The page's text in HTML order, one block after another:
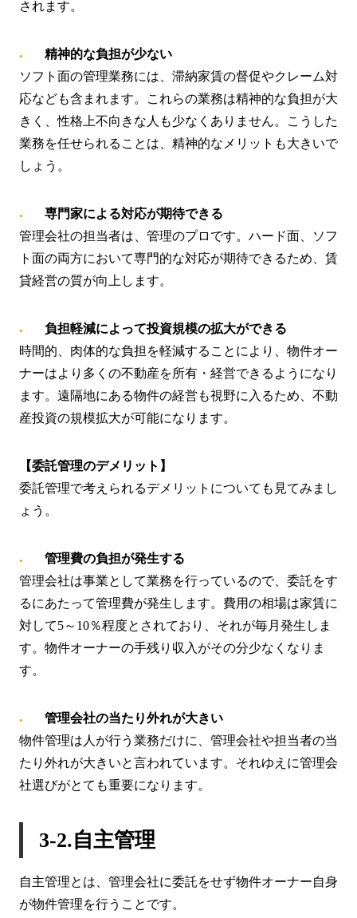
されます。
精神的な負担が少ない
ソフト面の管理業務には、滞納家賃の督促やクレーム対
応なども含まれます。これらの業務は精神的な負担が大
きく、性格上不向きな人も少なくありません。こうした
業務を任せられることは、精神的なメリットも大きいで
しょう。
専門家による対応が期待できる
管理会社の担当者は、管理のプロです。ハード面、ソフ
ト面の両方において専門的な対応が期待できるため、賃
貸経営の質が向上します。
負担軽減によって投資規模の拡大ができる
時間的、肉体的な負担を軽減することにより、物件オー
ナーはより多くの不動産を所有・経営できるようになり
ます。遠隔地にある物件の経営も視野に入るため、不動
産投資の規模拡大が可能になります。
【委託管理のデメリット】
委託管理で考えられるデメリットについても見てみまし
ょう。
管理費の負担が発生する
管理会社は事業として業務を行っているので、委託をす
るにあたって管理費が発生します。費用の相場は家賃に
対して5～10％程度とされており、それが毎月発生しま
す。物件オーナーの手残り収入がその分少なくなりま
す。
管理会社の当たり外れが大きい
物件管理は人が行う業務だけに、管理会社や担当者の当
たり外れが大きいと言われています。それゆえに管理会
社選びがとても重要になります。
3-2.自主管理
自主管理とは、管理会社に委託をせず物件オーナー自身
が物件管理を行うことです。